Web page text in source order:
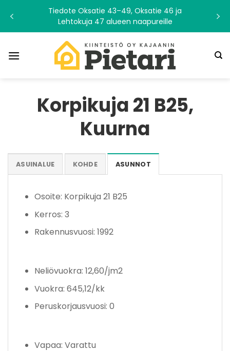
content
Tiedote Oksatie 43–49, Oksatie 46 ja
Lehtokuja 47 alueen naapureille
Korpikuja 21 B25,
Kuurna
ASUINALUE KOHDE ASUNNOT
Osoite: Korpikuja 21 B25
Kerros: 3
Rakennusvuosi: 1992
Neliövuokra: 12,60/jm2
Vuokra: 645,12/kk
Peruskorjausvuosi: 0
Vapaa: Varattu